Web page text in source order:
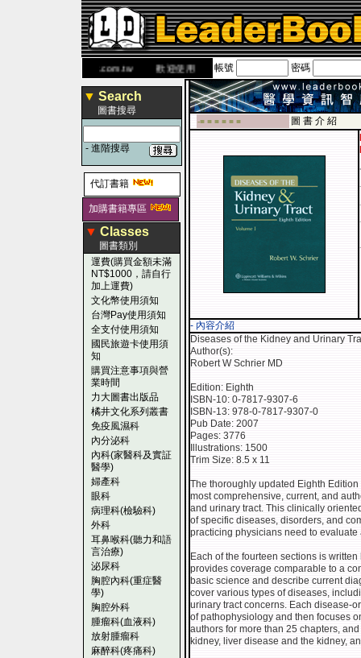
www.leaderbook.com.tw歡迎使用 國民旅遊卡！！
帳號 密碼
▼ Search
圖書搜尋
- 進階搜尋
代訂書籍
加購書籍專區
▼ Classes
圖書類別
運費(購買金額未滿
NT$1000，請自行
加上運費)
文化幣使用須知
台灣Pay使用須知
全支付使用須知
國民旅遊卡使用須
知
購買注意事項與營
業時間
力大圖書出版品
橘井文化系列叢書
免疫風濕科
內分泌科
內科(家醫科及實証
醫學)
婦產科
眼科
病理科(檢驗科)
外科
耳鼻喉科(聽力和語
言治療)
泌尿科
胸腔內科(重症醫
學)
胸腔外科
腫瘤科(血液科)
放射腫瘤科
麻醉科(疼痛科)
-■ ■ ■ ■ ■ ■
圖 書 介 紹
- 內容介紹
Diseases of the Kidney and Urinary
Author(s):
Robert W Schrier MD
Edition: Eighth
ISBN-10: 0-7817-9307-6
ISBN-13: 978-0-7817-9307-0
Pub Date: 2007
Pages: 3776
Illustrations: 1500
Trim Size: 8.5 x 11
The thoroughly updated Eighth
most comprehensive, current, and
and urinary tract. This clinically
of specific diseases, disorders, and
practicing physicians need to
Each of the fourteen sections is
provides coverage comparable to a
basic science and describe current
cover various types of diseases,
urinary tract concerns. Each disease-
of pathophysiology and then focuses
authors for more than 25 chapters,
kidney, liver disease and the kidney,